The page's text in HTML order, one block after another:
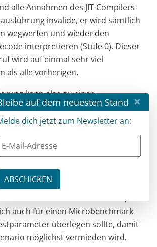
alle Annahmen des JIT-Compilers
invalide, er wird sämtlich
wegwerfen und wieder den
interpretieren (Stufe 0). Dieser
wird auf einmal sehr viel
als alle vorherigen.
kann also zu einer
der Performance führen.
super dramatisch, sollte aber im
gut wie nie auffallen. Der
sich auch solche Stellen und wird,
läuft, die Verzweigung nicht mehr
Microbenchmark kann dieses
zu einem völlig verzerrten
Das ist einer der Gründe,
auch für einen Microbenchmark
überlegen sollte, damit
möglichst vermieden wird.
auf dem neuesten Stand ×
dich jetzt zum Newsletter an: